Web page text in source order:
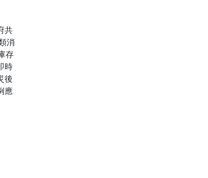
共
消
存
時
後
應